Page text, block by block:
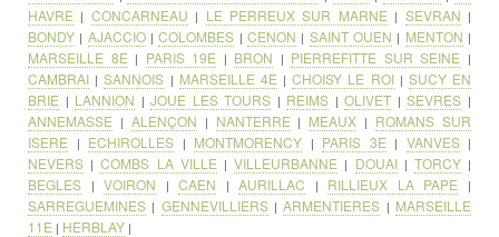
HAVRE | CONCARNEAU | LE PERREUX SUR MARNE | SEVRAN |
BONDY | AJACCIO|COLOMBES |CENON | SAINT OUEN | MENTON |
MARSEILLE 8E | PARIS 19E | BRON | PIERREFITTE SUR SEINE |
CAMBRAI |SANNOIS | MARSEILLE 4E |CHOISY LE ROI| SUCY EN
BRIE | LANNION |JOUE LES TOURS | REIMS |OLIVET |SEVRES |
ANNEMASSE | ALENÇON | NANTERRE | MEAUX | ROMANS SUR
ISERE | ECHIROLLES | MONTMORENCY | PARIS 3E | VANVES|
NEVERS |COMBS LA VILLE |VILLEURBANNE | DOUAI| TORCY|
BEGLES |VOIRON |CAEN |AURILLAC | RILLIEUX LA PAPE |
SARREGUEMINES | GENNEVILLIERS|ARMENTIERES | MARSEILLE
11E | HERBLAY |